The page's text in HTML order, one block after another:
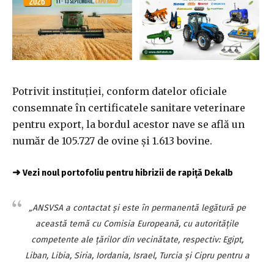
Potrivit instituţiei, conform datelor oficiale
consemnate în certificatele sanitare veterinare
pentru export, la bordul acestor nave se află un
număr de 105.727 de ovine şi 1.613 bovine.
➜ Vezi noul portofoliu pentru hibrizii de rapiță Dekalb
„ANSVSA a contactat şi este în permanentă legătură pe
această temă cu Comisia Europeană, cu autorităţile
competente ale ţărilor din vecinătate, respectiv: Egipt,
Liban, Libia, Siria, Iordania, Israel, Turcia şi Cipru pentru a